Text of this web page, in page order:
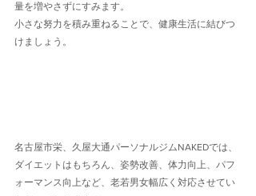
量を増やさずにすみます。
小さな努力を積み重ねることで、健康生活に結びつ
けましょう。
名古屋市栄、久屋大通パーソナルジムNAKEDでは、
ダイエットはもちろん、姿勢改善、体力向上、パフ
ォーマンス向上など、老若男女幅広く対応させてい